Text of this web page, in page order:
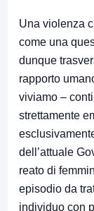
Una violenza
come una
dunque
rapporto
viviamo –
strettamente
dell’attuale
reato di
episodio da
individuo con